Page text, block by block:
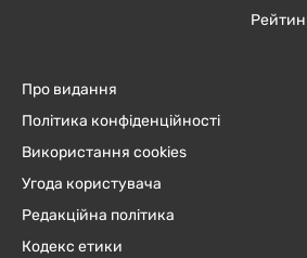
Про видання
Політика конфіденційності
Використання cookies
Угода користувача
Редакційна політика
Кодекс етики